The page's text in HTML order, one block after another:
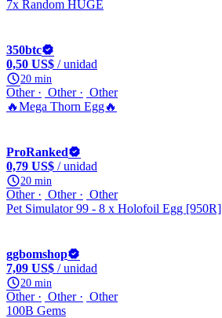
7x Random HUGE
350btc
0,50 US$ / unidad
20 min
Other Other
Other
🔥Mega Thorn Egg🔥
ProRanked
0,79 US$ / unidad
20 min
Other Other
Other
Pet Simulator 99 - 8 x Holofoil Egg [950R]
ggbomshop
7,09 US$ / unidad
20 min
Other Other
Other
100B Gems